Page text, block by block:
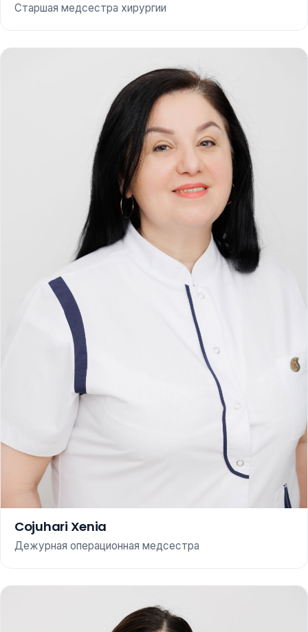
Старшая медсестра хирургии
Cojuhari Xenia
Дежурная операционная медсестра